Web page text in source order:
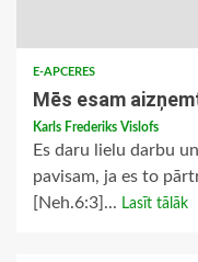
E-APCERES
Mēs esam
Karls Frederiks Vislofs
Es daru lielu darbu
pavisam, ja es to
[Neh.6:3]... Lasīt tālāk